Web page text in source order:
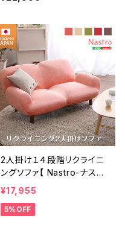
2人掛け１４段階リクライニ
ングソファ【 Nastro-ナスト
ロ-】 日本製 2P ソファ S
H-07-NST
¥17,955
5%OFF